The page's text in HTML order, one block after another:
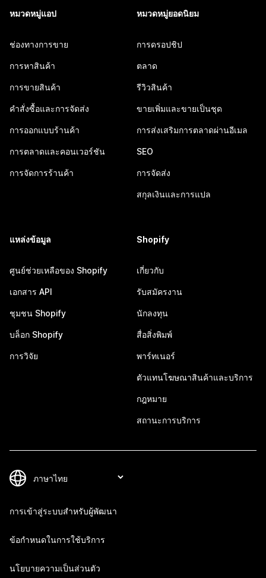
หมวดหมู่แอป
ช่องทางการขาย
การหาสินค้า
การขายสินค้า
คำสั่งซื้อและการจัดส่ง
การออกแบบร้านค้า
การตลาดและคอนเวอร์ชัน
การจัดการร้านค้า
หมวดหมู่ยอดนิยม
การดรอปชิป
ตลาด
รีวิวสินค้า
ขายเพิ่มและขายเป็นชุด
การส่งเสริมการตลาดผ่านอีเมล
SEO
การจัดส่ง
สกุลเงินและการแปล
แหล่งข้อมูล
ศูนย์ช่วยเหลือของ Shopify
เอกสาร API
ชุมชน Shopify
บล็อก Shopify
การวิจัย
Shopify
เกี่ยวกับ
รับสมัครงาน
นักลงทุน
สื่อสิ่งพิมพ์
พาร์ทเนอร์
ตัวแทนโฆษณาสินค้าและบริการ
กฎหมาย
สถานะการบริการ
การเข้าสู่ระบบสำหรับผู้พัฒนา
ข้อกำหนดในการใช้บริการ
นโยบายความเป็นส่วนตัว